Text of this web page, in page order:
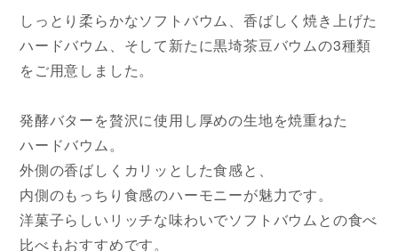
しっとり柔らかなソフトバウム、香ばしく焼き上げた
ハードバウム、そして新たに黒埼茶豆バウムの3種類
をご用意しました。
発酵バターを贅沢に使用し厚めの生地を焼重ねた
ハードバウム。
外側の香ばしくカリッとした食感と、
内側のもっちり食感のハーモニーが魅力です。
洋菓子らしいリッチな味わいでソフトバウムとの食べ
比べもおすすめです。